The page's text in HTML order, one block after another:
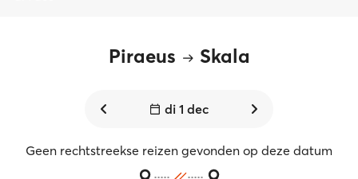
Piraeus Skala
di 1 dec
Geen rechtstreekse reizen gevonden op deze datum